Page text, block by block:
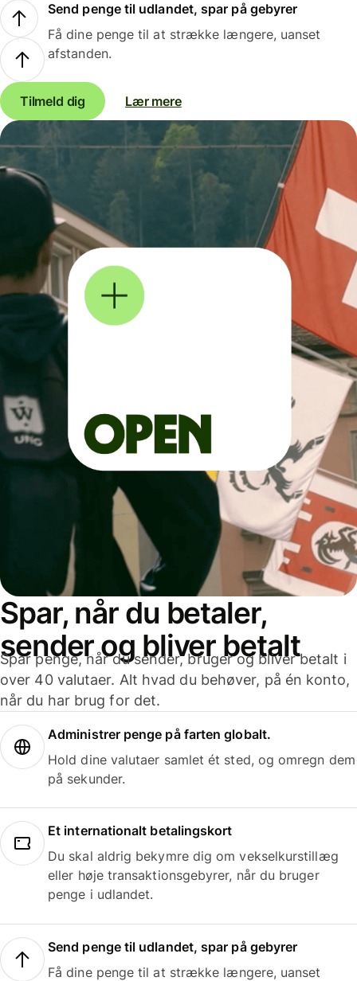
Send penge til udlandet, spar på gebyrer
Få dine penge til at strække længere, uanset
afstanden.
Tilmeld dig Lær mere
Spar, når du betaler,
sender og bliver betalt
Spar penge, når du sender, bruger og bliver betalt i
over 40 valutaer. Alt hvad du behøver, på én konto,
når du har brug for det.
Administrer penge på farten globalt.
Hold dine valutaer samlet ét sted, og omregn dem
på sekunder.
Et internationalt betalingskort
Du skal aldrig bekymre dig om vekselkurstillæg
eller høje transaktionsgebyrer, når du bruger
penge i udlandet.
Send penge til udlandet, spar på gebyrer
Få dine penge til at strække længere, uanset